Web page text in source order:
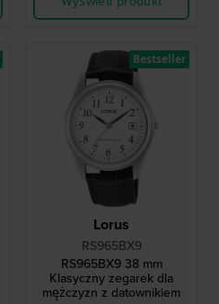
Lorus
RS965BX9
RS965BX9 38 mm
Klasyczny zegarek dla
mężczyzn z datownikiem
Bestseller